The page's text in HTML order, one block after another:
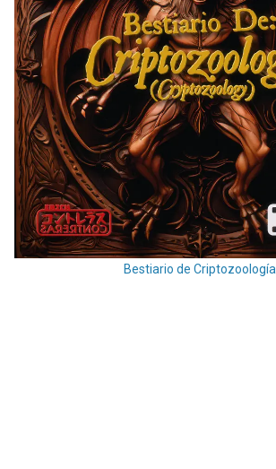
Bestiario de Criptozoología.